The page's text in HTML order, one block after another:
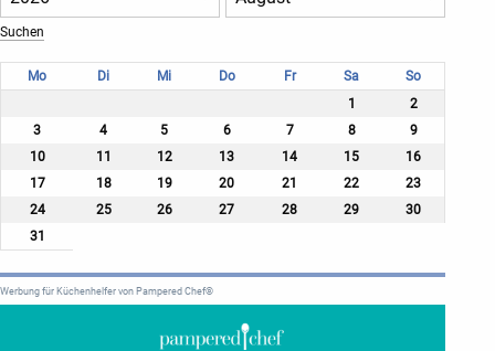
Mo Di Mi Do Fr Sa
So
1
2
3
4 5 6 7 8
9
10
11 12 13 14 15
16
17
18 19 20 21 22
23
24
25 26 27 28 29
30
31
Werbung für Küchenhelfer von Pampered Chef®